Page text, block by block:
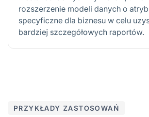
rozszerzenie modeli danych o
specyficzne dla biznesu w celu
bardziej szczegółowych raportów.
PRZYKŁADY ZASTOSOWAŃ